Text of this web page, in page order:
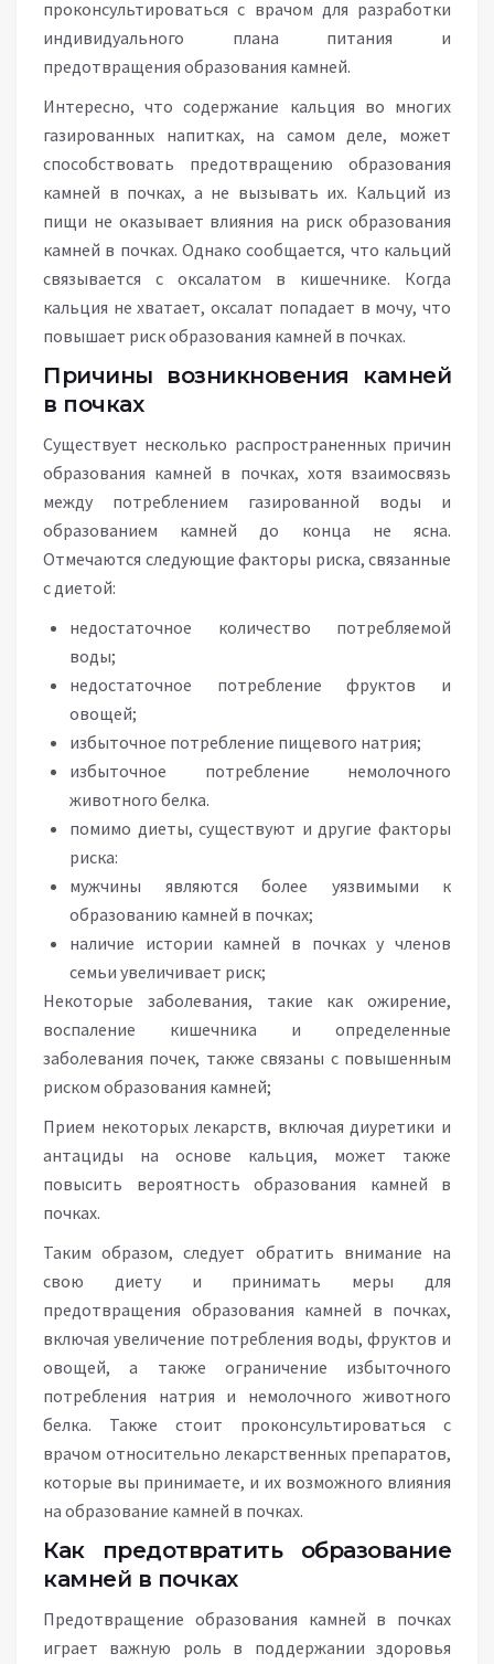
проконсультироваться с врачом для разработки
индивидуального плана питания и
предотвращения образования камней.
Интересно, что содержание кальция во многих
газированных напитках, на самом деле, может
способствовать предотвращению образования
камней в почках, а не вызывать их. Кальций из
пищи не оказывает влияния на риск образования
камней в почках. Однако сообщается, что кальций
связывается с оксалатом в кишечнике. Когда
кальция не хватает, оксалат попадает в мочу, что
повышает риск образования камней в почках.
Причины возникновения камней
в почках
Существует несколько распространенных причин
образования камней в почках, хотя взаимосвязь
между потреблением газированной воды и
образованием камней до конца не ясна.
Отмечаются следующие факторы риска, связанные
с диетой:
недостаточное количество потребляемой
воды;
недостаточное потребление фруктов и
овощей;
избыточное потребление пищевого натрия;
избыточное потребление немолочного
животного белка.
помимо диеты, существуют и другие факторы
риска:
мужчины являются более уязвимыми к
образованию камней в почках;
наличие истории камней в почках у членов
семьи увеличивает риск;
Некоторые заболевания, такие как ожирение,
воспаление кишечника и определенные
заболевания почек, также связаны с повышенным
риском образования камней;
Прием некоторых лекарств, включая диуретики и
антациды на основе кальция, может также
повысить вероятность образования камней в
почках.
Таким образом, следует обратить внимание на
свою диету и принимать меры для
предотвращения образования камней в почках,
включая увеличение потребления воды, фруктов и
овощей, а также ограничение избыточного
потребления натрия и немолочного животного
белка. Также стоит проконсультироваться с
врачом относительно лекарственных препаратов,
которые вы принимаете, и их возможного влияния
на образование камней в почках.
Как предотвратить образование
камней в почках
Предотвращение образования камней в почках
играет важную роль в поддержании здоровья